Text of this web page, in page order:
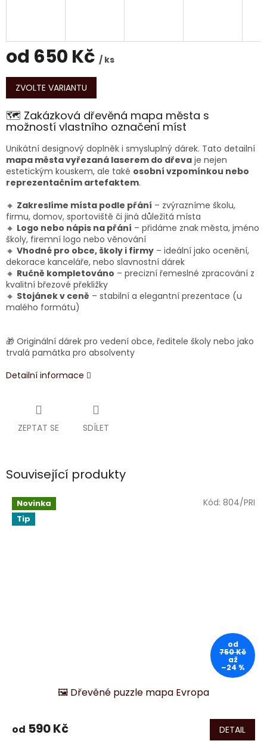
od 650 Kč / ks
Měrná
cena:
ZVOLTE VARIANTU
🗺️ Zakázková dřevěná mapa města s
možností vlastního označení míst
Unikátní designový doplněk i smysluplný dárek. Tato detailní
mapa města vyřezaná laserem do dřeva je nejen
estetickým kouskem, ale také osobní vzpomínkou nebo
reprezentačním artefaktem.
🔸 Zakreslíme místa podle přání – zvýrazníme školu,
firmu, domov, sportoviště či jiná důležitá místa
🔸 Logo nebo nápis na přání – přidáme znak města, jméno
školy, firemní logo nebo věnování
🔸 Vhodné pro obce, školy i firmy – ideální jako ocenění,
dekorace kanceláře, nebo slavnostní dárek
🔸 Ručně kompletováno – precizní řemeslné zpracování z
kvalitní březové překližky
🔸 Stojánek v ceně – stabilní a elegantní prezentace (u
malého formátu)
🎁 Originální dárek pro vedení obce, ředitele školy nebo jako
trvalá památka pro absolventy
Detailní informace
ZEPTAT SE SDÍLET
Související produkty
Novinka
Tip
od
750 Kč
až
–24 %
🖼️ Dřevěné puzzle mapa Evropa
od 590 Kč DETAIL
Kód: 804/PRI